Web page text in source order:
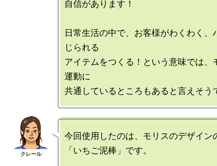
自信があります！
日常生活の中で、お客様がわくわく、
じられる
アイテムをつくる！という意味では、
運動に
今回使用したのは、モリスのデザイン
「いちご泥棒」です。